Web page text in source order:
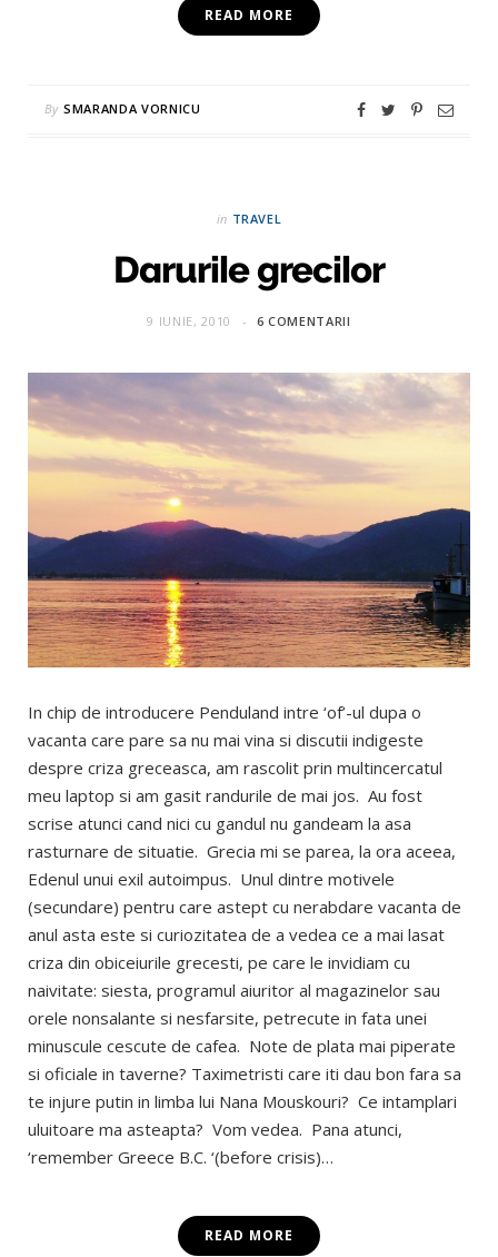
READ MORE
By SMARANDA VORNICU
in TRAVEL
Darurile grecilor
9 IUNIE, 2010 6 COMENTARII
In chip de introducere Penduland intre ‘of’-ul dupa o
vacanta care pare sa nu mai vina si discutii indigeste
despre criza greceasca, am rascolit prin multincercatul
meu laptop si am gasit randurile de mai jos. Au fost
scrise atunci cand nici cu gandul nu gandeam la asa
rasturnare de situatie. Grecia mi se parea, la ora aceea,
Edenul unui exil autoimpus. Unul dintre motivele
(secundare) pentru care astept cu nerabdare vacanta de
anul asta este si curiozitatea de a vedea ce a mai lasat
criza din obiceiurile grecesti, pe care le invidiam cu
naivitate: siesta, programul aiuritor al magazinelor sau
orele nonsalante si nesfarsite, petrecute in fata unei
minuscule cescute de cafea. Note de plata mai piperate
si oficiale in taverne? Taximetristi care iti dau bon fara sa
te injure putin in limba lui Nana Mouskouri? Ce intamplari
uluitoare ma asteapta? Vom vedea. Pana atunci,
‘remember Greece B.C. ‘(before crisis)…
READ MORE